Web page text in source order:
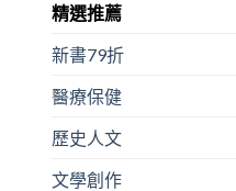
精選推薦
新書79折
醫療保健
歷史人文
文學創作